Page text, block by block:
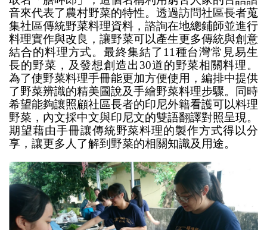
音來代表了農村野菜的特性。透過訪問社區長者蒐
集社區傳統野菜料理資料，諮詢在地總鋪師並進行
料理實作與改良，讓野菜可以產生更多傳統與創意
結合的料理方式。最終集結了11種台灣常見易生
長的野菜，及發想創造出30道的野菜相關料理。
為了使野菜料理手冊能更加方便使用，編排中提供
了野菜辨識的精美圖說及手繪野菜料理步驟。同時
希望能夠讓照顧社區長者的印尼外籍看護可以料理
野菜，內文採中文與印尼文的雙語翻譯對照呈現。
期望藉由手冊讓傳統野菜料理的製作方式得以分
享，讓更多人了解到野菜的相關知識及用途。